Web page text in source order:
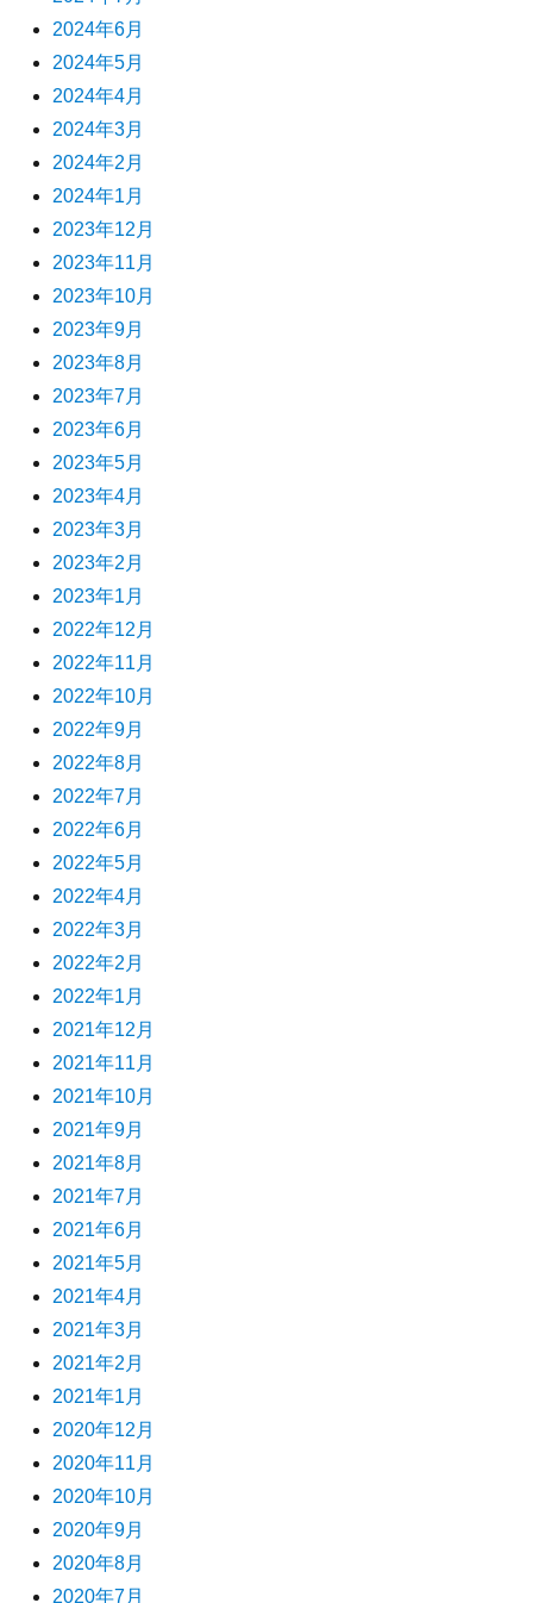
2024年6月
2024年5月
2024年4月
2024年3月
2024年2月
2024年1月
2023年12月
2023年11月
2023年10月
2023年9月
2023年8月
2023年7月
2023年6月
2023年5月
2023年4月
2023年3月
2023年2月
2023年1月
2022年12月
2022年11月
2022年10月
2022年9月
2022年8月
2022年7月
2022年6月
2022年5月
2022年4月
2022年3月
2022年2月
2022年1月
2021年12月
2021年11月
2021年10月
2021年9月
2021年8月
2021年7月
2021年6月
2021年5月
2021年4月
2021年3月
2021年2月
2021年1月
2020年12月
2020年11月
2020年10月
2020年9月
2020年8月
2020年7月